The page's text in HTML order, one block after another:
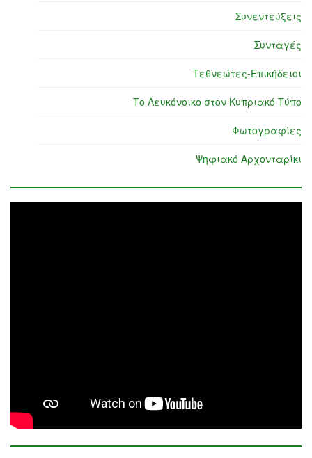
Συνεντεύξεις
Συνταγές
Τεθνεώτες-Επικήδειοι
Το Λευκόνοικο στον Κυπριακό Τύπο
Φωτογραφίες
Ψηφιακό Αρχονταρίκι